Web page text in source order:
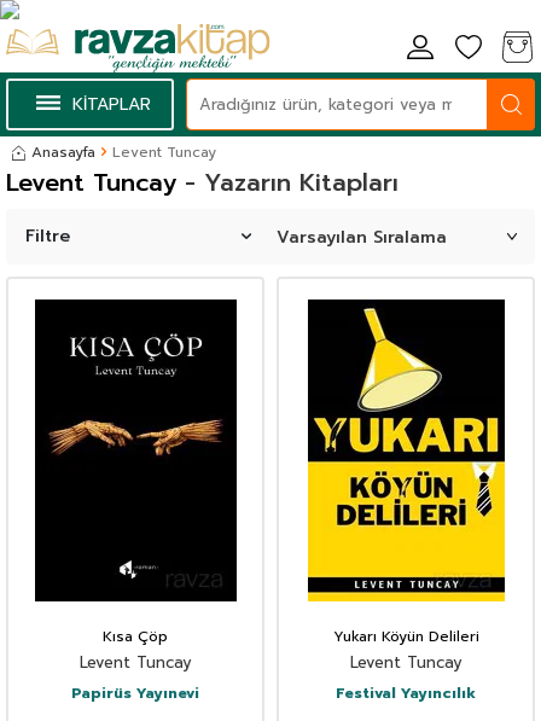
KİTAPLAR
Anasayfa Levent Tuncay
- Yazarın Kitapları
Levent Tuncay
Filtre
Kısa Çöp
Levent Tuncay
Papirüs Yayınevi
Yukarı Köyün Delileri
Levent Tuncay
Festival Yayıncılık